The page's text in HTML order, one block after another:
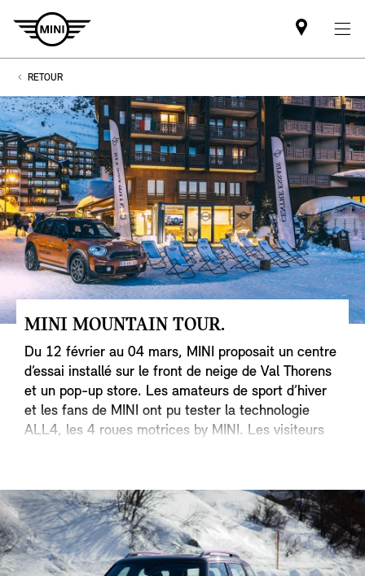
Mini
dealer
RETOUR
MINI MOUNTAIN TOUR.
Du 12 février au 04 mars, MINI proposait un centre
d’essai installé sur le front de neige de Val Thorens
et un pop-up store. Les amateurs de sport d’hiver
et les fans de MINI ont pu tester la technologie
ALL4, les 4 roues motrices by MINI. Les visiteurs
sur route et circuit glace.